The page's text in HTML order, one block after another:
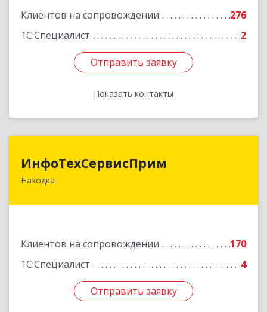
Клиентов на сопровождении
276
1С:Специалист
2
Отправить заявку
Показать контакты
Отправить заявку
Назад
ИнфоТехСервисПрим
Находка
Клиентов на сопровождении
170
1С:Специалист
4
Отправить заявку
Отправить заявку